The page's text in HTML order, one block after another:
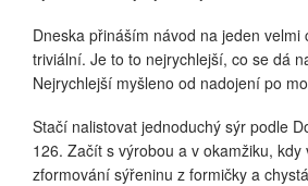
Dneska přináším návod na jeden velmi
triviální. Je to to nejrychlejší, co se dá
Nejrychlejší myšleno od nadojení po
Stačí nalistovat jednoduchý sýr podle
126. Začít s výrobou a v okamžiku, kdy
zformování sýřeninu z formičky a